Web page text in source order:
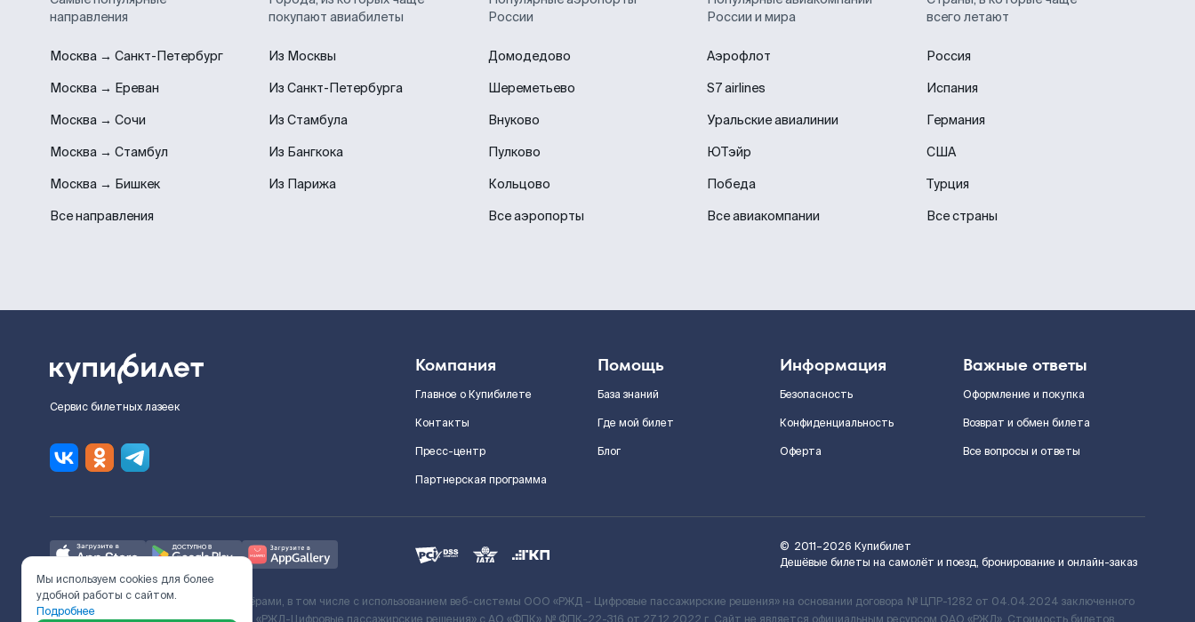
направления
Москва → Санкт-Петербург
Москва → Ереван
Москва → Сочи
Москва → Стамбул
Москва → Бишкек
Все направления
покупают авиабилеты
Из Москвы
Из Санкт-Петербурга
Из Стамбула
Из Бангкока
Из Парижа
России
Домодедово
Шереметьево
Внуково
Пулково
Кольцово
Все аэропорты
России и мира
Аэрофлот
S7 airlines
Уральские авиалинии
ЮТэйр
Победа
Все авиакомпании
всего летают
Россия
Испания
Германия
США
Турция
Все страны
Сервис билетных лазеек
Компания
Главное о Купибилете
Контакты
Пресс-центр
Партнерская программа
Помощь
База знаний
Где мой билет
Блог
Информация
Безопасность
Конфиденциальность
Оферта
Важные ответы
Оформление и покупка
Возврат и обмен билета
Все вопросы и ответы
© 2011–2026 Купибилет
Дешёвые билеты на самолёт и поезд, бронирование и онлайн-заказ
Ж/Д билеты предоставляются партнёрами, в том числе с использованием веб-системы ООО «РЖД – Цифровые пассажирские решения» на основании договора № ЦПР-1282 от 04.04.2024 заключенного
Мы используем cookies для более
удобной работы с сайтом.
Подробнее